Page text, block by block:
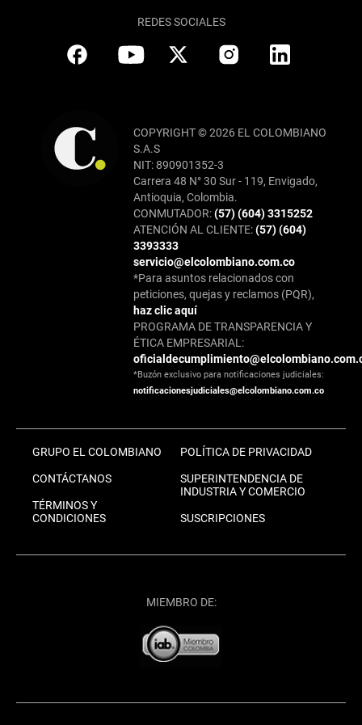
REDES SOCIALES
COPYRIGHT © 2026 EL COLOMBIANO
S.A.S
NIT: 890901352-3
Carrera 48 N° 30 Sur - 119, Envigado,
Antioquia, Colombia.
CONMUTADOR:(57) (604) 3315252
ATENCIÓN AL CLIENTE:(57) (604)
3393333
servicio@elcolombiano.com.co
*Para asuntos relacionados con
peticiones, quejas y reclamos (PQR),
haz clic aquí
PROGRAMA DE TRANSPARENCIA Y
ÉTICA EMPRESARIAL:
*Buzón exclusivo para notificaciones judiciales:
notificacionesjudiciales@elcolombiano.com.co
GRUPO EL COLOMBIANO
CONTÁCTANOS
TÉRMINOS Y
CONDICIONES
POLÍTICA DE PRIVACIDAD
SUPERINTENDENCIA DE
INDUSTRIA Y COMERCIO
SUSCRIPCIONES
MIEMBRO DE: